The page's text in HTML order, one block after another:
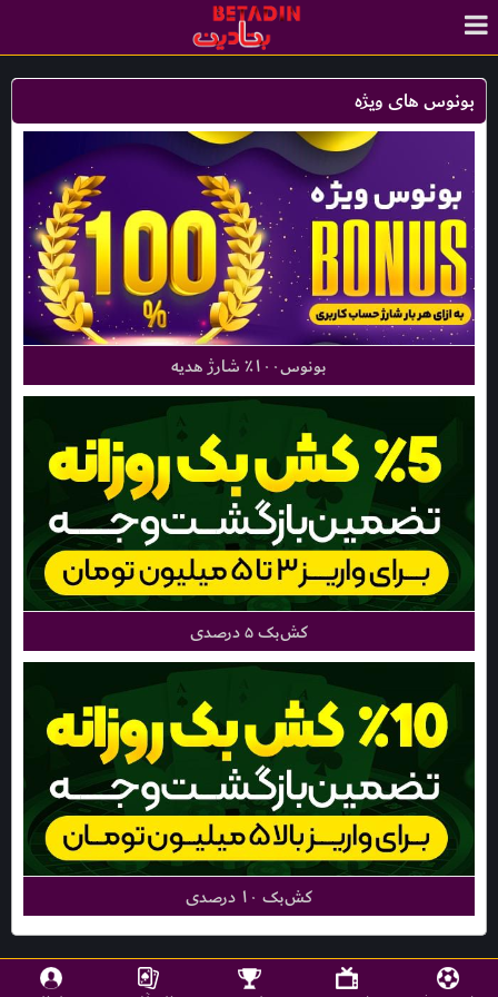
بونوس های ویژه
بونوس۱۰۰٪ شارژ هدیه
کش‌بک ۵ درصدی
کش‌بک ۱۰ درصدی